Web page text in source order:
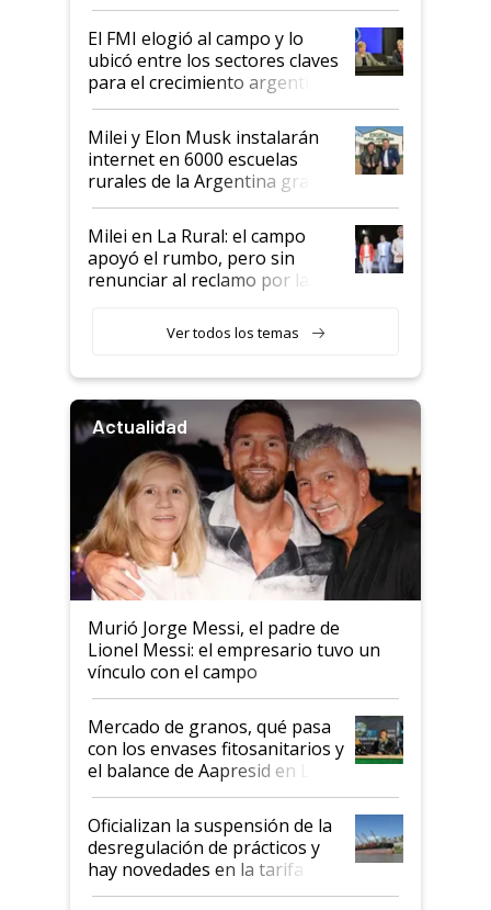
de Milei
El FMI elogió al campo y lo
ubicó entre los sectores claves
para el crecimiento argentino
Milei y Elon Musk instalarán
internet en 6000 escuelas
rurales de la Argentina gracias
a un acuerdo con Starlink
Milei en La Rural: el campo
apoyó el rumbo, pero sin
renunciar al reclamo por las
Ver todos los temas
Actualidad
Murió Jorge Messi, el padre de
Lionel Messi: el empresario tuvo un
vínculo con el campo
Mercado de granos, qué pasa
con los envases fitosanitarios y
el balance de Aapresid en La
Posta
Oficializan la suspensión de la
desregulación de prácticos y
hay novedades en la tarifa de
la hidrovía